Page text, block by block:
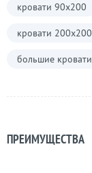
кровати 90х200
кровати 200х200
большие кровати
ПРЕИМУЩЕСТВА